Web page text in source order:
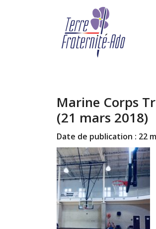
Marine Corps
(21 mars 2018)
Date de publication : 22